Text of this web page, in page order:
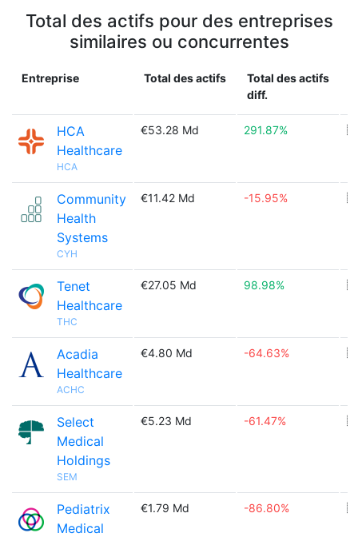
Total des actifs pour des entreprises
similaires ou concurrentes
Entreprise Total des actifs
Total des actifs
diff.
HCA
Healthcare
HCA
€53.28 Md 291.87%
Community
Health
Systems
CYH
€11.42 Md -15.95%
Tenet
Healthcare
THC
€27.05 Md 98.98%
Acadia
Healthcare
ACHC
€4.80 Md -64.63%
Select
Medical
Holdings
SEM
€5.23 Md -61.47%
Pediatrix
Medical
€1.79 Md -86.80%